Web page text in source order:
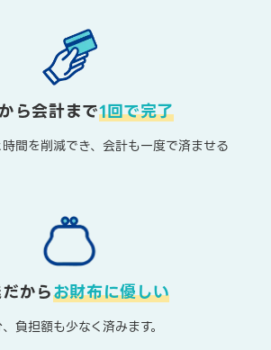
ら会計まで1回で完了
間を削減でき、会計も一度で済ませる
からお財布に優しい
負担額も少なく済みます。